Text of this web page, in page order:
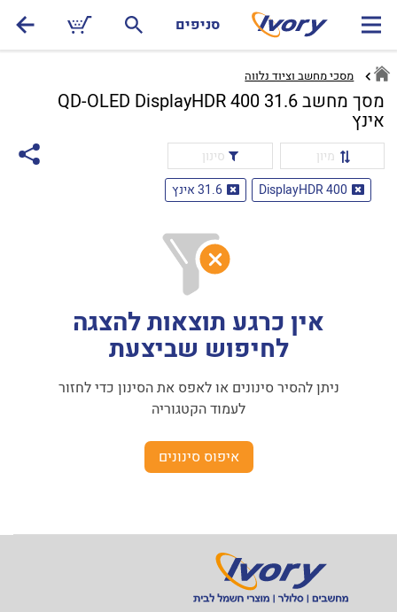
סניפים
מסכי מחשב וציוד נלווה
מסך מחשב QD-OLED DisplayHDR 400 31.6
אינץ
מיון
סינון
DisplayHDR 400
31.6 אינץ
אין כרגע תוצאות להצגה
לחיפוש שביצעת
ניתן להסיר סינונים או לאפס את הסינון כדי לחזור
לעמוד הקטגוריה
איפוס סינונים